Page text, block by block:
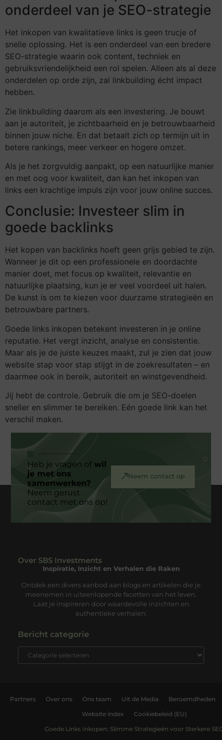
onderdeel van je SEO-strategie
Het inkopen van kwalitatieve links is geen trucje of
snelle oplossing. Het is een onderdeel van een bredere
SEO-strategie waarin ook content, techniek en
gebruiksvriendelijkheid een rol spelen. Alleen als al deze
onderdelen op orde zijn, zal linkbuilding écht impact
hebben.
Zie linkbuilding daarom als een investering. Je bouwt
aan je autoriteit, je zichtbaarheid en je betrouwbaarheid
binnen jouw niche. En dat betaalt zich op termijn uit in
betere rankings, meer verkeer en hogere omzet.
Als je het zorgvuldig aanpakt, op een natuurlijke manier
en met oog voor kwaliteit, dan kan het inkopen van
links een krachtige impuls zijn voor jouw online succes.
Conclusie: Investeer slim in
goede backlinks
Het kopen van backlinks hoeft geen grijs gebied te zijn.
Wanneer je dit op een professionele en doordachte
manier doet, met focus op kwaliteit, relevantie en
natuurlijke plaatsing, kun je er veel voordeel uit halen.
De kunst is om te kiezen voor duurzame strategieën en
betrouwbare partners.
Goede links inkopen betekent investeren in je online
reputatie. Het vergt inzicht, analyse en consistentie.
Maar als je de juiste keuzes maakt, zul je zien dat jouw
website stap voor stap stijgt in de zoekresultaten – en
daarmee ook in bereik, autoriteit en winstgevendheid.
Jij hebt de controle. Gebruik die om je SEO-doelen
sneller en slimmer te bereiken. Eén goede link kan het
verschil maken.
Heb je vragen ofwil
je met ons
samenwerken?
Neem gerust
contact met ons op!
Neem contact op
Over SBS Investments
Inspiratie, Inzicht en Verhalen die Raken
Ontdek een divers aanbod aan blogs en artikelen die je
meenemen in uiteenlopende facetten van het leven.
Laat je inspireren door waardevolle inzichten en
authentieke verhalen.
Bericht categorie
Partners Over ons Ons team Uit de Media Beroemdheden
Website index Cookiebeleid (EU)
Goede Links Inkopen: Slimme Strategieën voor Sterkere